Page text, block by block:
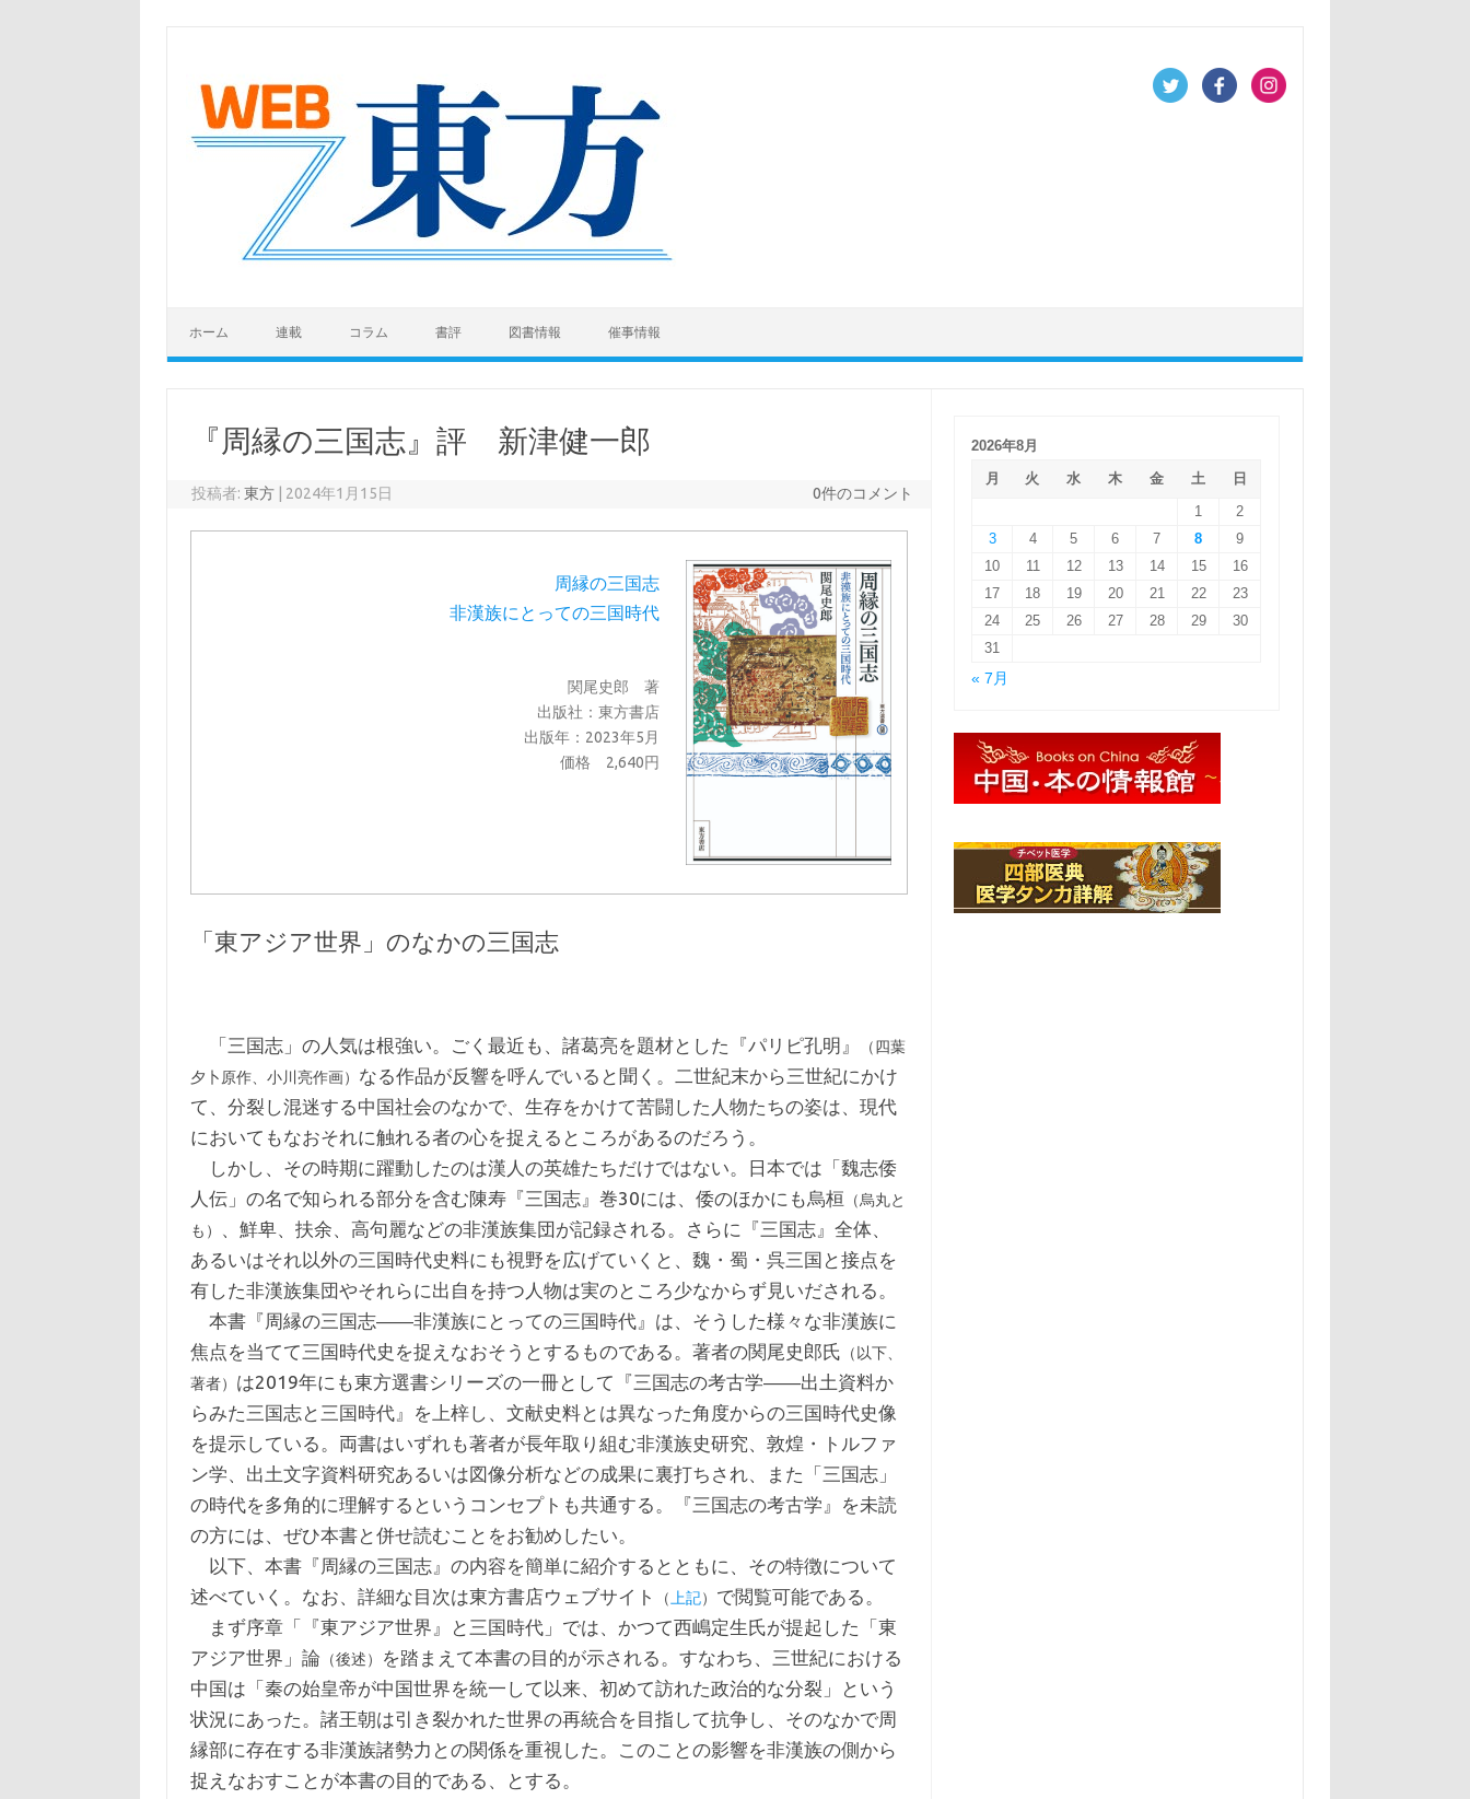
ホーム 連載 コラム 書評 図書情報 催事情報
『周縁の三国志』評 新津健一郎
投稿者:東方 2024年1月15日 0件のコメント
周縁の三国志
非漢族にとっての三国時代
関尾史郎 著
出版社：東方書店
出版年：2023年5月
価格 2,640円
「東アジア世界」のなかの三国志
「三国志」の人気は根強い。ごく最近も、諸葛亮を題材とした『パリピ孔明』
（四葉
夕卜原作、小川亮作画） なる作品が反響を呼んでいると聞く。二世紀末から三世紀にかけ
て、分裂し混迷する中国社会のなかで、生存をかけて苦闘した人物たちの姿は、現代
においてもなおそれに触れる者の心を捉えるところがあるのだろう。
しかし、その時期に躍動したのは漢人の英雄たちだけではない。日本では「魏志倭
人伝」の名で知られる部分を含む陳寿『三国志』巻30には、倭のほかにも烏桓 （烏丸と
も）
、鮮卑、扶余、高句麗などの非漢族集団が記録される。さらに『三国志』全体、
あるいはそれ以外の三国時代史料にも視野を広げていくと、魏・蜀・呉三国と接点を
有した非漢族集団やそれらに出自を持つ人物は実のところ少なからず見いだされる。
本書『周縁の三国志――非漢族にとっての三国時代』は、そうした様々な非漢族に
焦点を当てて三国時代史を捉えなおそうとするものである。著者の関尾史郎氏 （以下、
著者） は2019年にも東方選書シリーズの一冊として『三国志の考古学――出土資料か
らみた三国志と三国時代』を上梓し、文献史料とは異なった角度からの三国時代史像
を提示している。両書はいずれも著者が長年取り組む非漢族史研究、敦煌・トルファ
ン学、出土文字資料研究あるいは図像分析などの成果に裏打ちされ、また「三国志」
の時代を多角的に理解するというコンセプトも共通する。『三国志の考古学』を未読
の方には、ぜひ本書と併せ読むことをお勧めしたい。
以下、本書『周縁の三国志』の内容を簡単に紹介するとともに、その特徴について
述べていく。なお、詳細な目次は東方書店ウェブサイト
（ 上記） で閲覧可能である。
まず序章「『東アジア世界』と三国時代」では、かつて西嶋定生氏が提起した「東
アジア世界」論 （後述）
を踏まえて本書の目的が示される。すなわち、三世紀における
中国は「秦の始皇帝が中国世界を統一して以来、初めて訪れた政治的な分裂」という
状況にあった。諸王朝は引き裂かれた世界の再統合を目指して抗争し、そのなかで周
縁部に存在する非漢族諸勢力との関係を重視した。このことの影響を非漢族の側から
捉えなおすことが本書の目的である、とする。
2026年8月
月
火 水 木 金 土
日
1
2
3
4 5 6 7 8
9
10
11 12 13 14 15
16
17
18 19 20 21 22
23
24
25 26 27 28 29
30
31
« 7月